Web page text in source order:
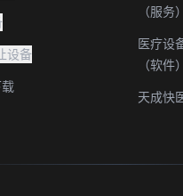
设备
（服务）
医疗设
（软件）
天成快